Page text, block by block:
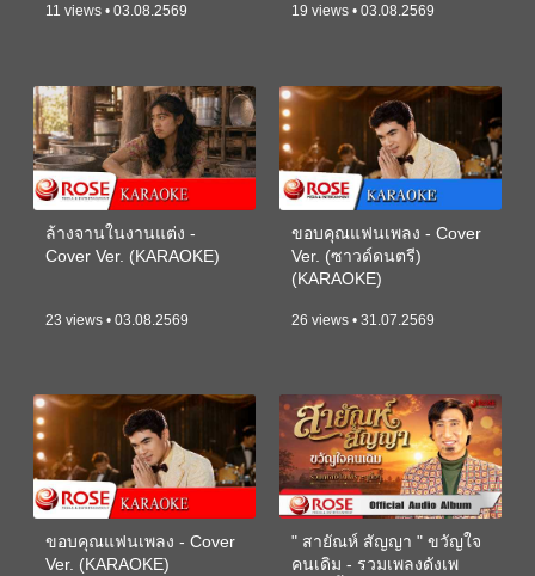
11 views • 03.08.2569 19 views • 03.08.2569
ล้างจานในงานแต่ง -
Cover Ver. (KARAOKE)
23 views • 03.08.2569
ขอบคุณแฟนเพลง - Cover
Ver. (ซาวด์ดนตรี)
(KARAOKE)
26 views • 31.07.2569
ขอบคุณแฟนเพลง - Cover
Ver. (KARAOKE)
" สายัณห์ สัญญา " ขวัญใจ
คนเดิม - รวมเพลงดังเพ